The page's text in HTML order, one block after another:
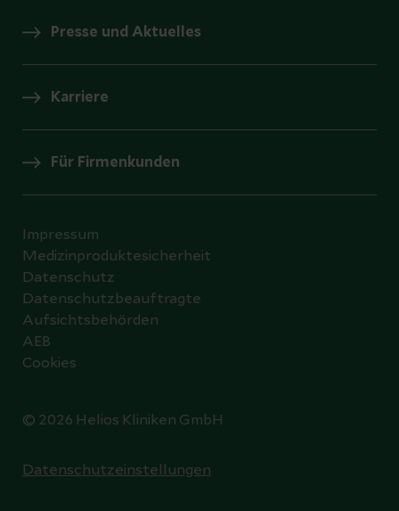
Presse und Aktuelles
Karriere
Für Firmenkunden
© 2026 Helios Kliniken GmbH
Impressum
Medizinproduktesicherheit
Datenschutz
Datenschutzbeauftragte
Aufsichtsbehörden
AEB
Cookies
Datenschutzeinstellungen